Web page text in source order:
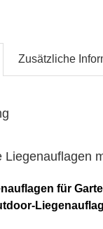
Zusätzliche
Liegenauflagen
für